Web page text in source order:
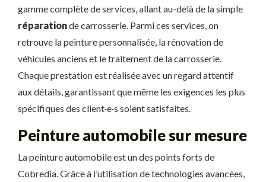
gamme complète de services, allant au-delà de la simple
réparationde carrosserie. Parmi ces services, on
retrouve la peinture personnalisée, la rénovation de
véhicules anciens et le traitement de la carrosserie.
Chaque prestation est réalisée avec un regard attentif
aux détails, garantissant que même les exigences les plus
spécifiques des client·e·s soient satisfaites.
Peinture automobile sur mesure
La peinture automobile est un des points forts de
Cobredia. Grâce à l’utilisation de technologies avancées,